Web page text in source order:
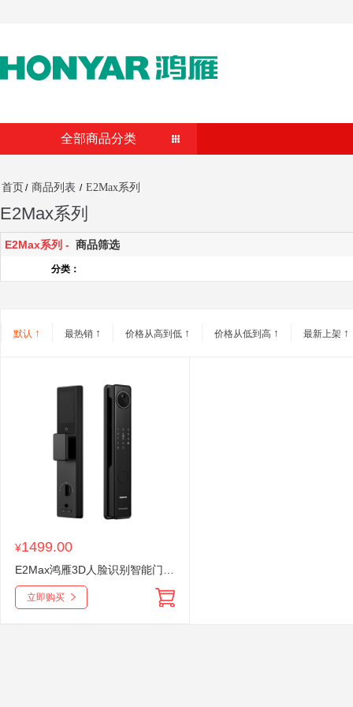
全部商品分类
首页 / 商品列表 / E2Max系列
E2Max系列
E2Max系列 - 商品筛选
分类：
默认 ↑ 最热销 ↑ 价格从高到低 ↑ 价格从低到高 ↑ 最新上架 ↑
¥1499.00
立即购买